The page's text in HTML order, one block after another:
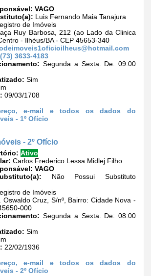
VAGO
Luis Fernando Maia Tanajura
de Imóveis
Ruy Barbosa, 212 (ao Lado da Clinica
- Ilhéus/BA - CEP 45653-340
(73) 3633-4183
Segunda a Sexta. De: 09:00
Sim
09/03/1708
e-mail e todos os dados do
- 1º Ofício
- 2º Ofício
Ativo
Carlos Frederico Lessa Midlej Filho
VAGO
Não Possui Substituto
de Imóveis
Oswaldo Cruz, S/nº, Bairro: Cidade Nova -
000
Segunda a Sexta. De: 08:00
Sim
22/02/1936
e-mail e todos os dados do
- 2º Ofício